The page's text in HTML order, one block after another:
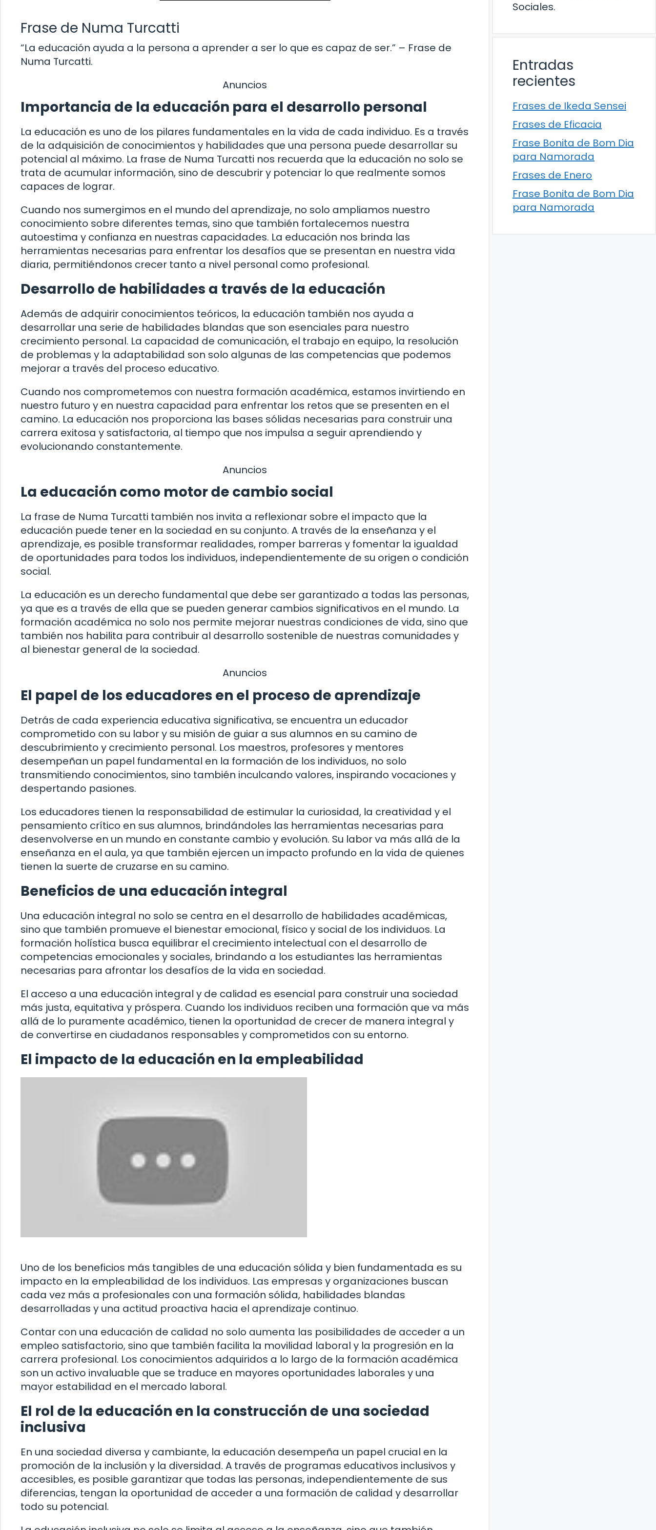
Frase de Numa Turcatti
“La educación ayuda a la persona a aprender a ser lo que es capaz de ser.” – Frase de
Numa Turcatti.
Anuncios
Importancia de la educación para el desarrollo personal
La educación es uno de los pilares fundamentales en la vida de cada individuo. Es a través
de la adquisición de conocimientos y habilidades que una persona puede desarrollar su
potencial al máximo. La frase de Numa Turcatti nos recuerda que la educación no solo se
trata de acumular información, sino de descubrir y potenciar lo que realmente somos
capaces de lograr.
Cuando nos sumergimos en el mundo del aprendizaje, no solo ampliamos nuestro
conocimiento sobre diferentes temas, sino que también fortalecemos nuestra
autoestima y confianza en nuestras capacidades. La educación nos brinda las
herramientas necesarias para enfrentar los desafíos que se presentan en nuestra vida
diaria, permitiéndonos crecer tanto a nivel personal como profesional.
Desarrollo de habilidades a través de la educación
Además de adquirir conocimientos teóricos, la educación también nos ayuda a
desarrollar una serie de habilidades blandas que son esenciales para nuestro
crecimiento personal. La capacidad de comunicación, el trabajo en equipo, la resolución
de problemas y la adaptabilidad son solo algunas de las competencias que podemos
mejorar a través del proceso educativo.
Cuando nos comprometemos con nuestra formación académica, estamos invirtiendo en
nuestro futuro y en nuestra capacidad para enfrentar los retos que se presenten en el
camino. La educación nos proporciona las bases sólidas necesarias para construir una
carrera exitosa y satisfactoria, al tiempo que nos impulsa a seguir aprendiendo y
evolucionando constantemente.
Anuncios
La educación como motor de cambio social
La frase de Numa Turcatti también nos invita a reflexionar sobre el impacto que la
educación puede tener en la sociedad en su conjunto. A través de la enseñanza y el
aprendizaje, es posible transformar realidades, romper barreras y fomentar la igualdad
de oportunidades para todos los individuos, independientemente de su origen o condición
social.
La educación es un derecho fundamental que debe ser garantizado a todas las personas,
ya que es a través de ella que se pueden generar cambios significativos en el mundo. La
formación académica no solo nos permite mejorar nuestras condiciones de vida, sino que
también nos habilita para contribuir al desarrollo sostenible de nuestras comunidades y
al bienestar general de la sociedad.
Anuncios
El papel de los educadores en el proceso de aprendizaje
Detrás de cada experiencia educativa significativa, se encuentra un educador
comprometido con su labor y su misión de guiar a sus alumnos en su camino de
descubrimiento y crecimiento personal. Los maestros, profesores y mentores
desempeñan un papel fundamental en la formación de los individuos, no solo
transmitiendo conocimientos, sino también inculcando valores, inspirando vocaciones y
despertando pasiones.
Los educadores tienen la responsabilidad de estimular la curiosidad, la creatividad y el
pensamiento crítico en sus alumnos, brindándoles las herramientas necesarias para
desenvolverse en un mundo en constante cambio y evolución. Su labor va más allá de la
enseñanza en el aula, ya que también ejercen un impacto profundo en la vida de quienes
tienen la suerte de cruzarse en su camino.
Beneficios de una educación integral
Una educación integral no solo se centra en el desarrollo de habilidades académicas,
sino que también promueve el bienestar emocional, físico y social de los individuos. La
formación holística busca equilibrar el crecimiento intelectual con el desarrollo de
competencias emocionales y sociales, brindando a los estudiantes las herramientas
necesarias para afrontar los desafíos de la vida en sociedad.
El acceso a una educación integral y de calidad es esencial para construir una sociedad
más justa, equitativa y próspera. Cuando los individuos reciben una formación que va más
allá de lo puramente académico, tienen la oportunidad de crecer de manera integral y
de convertirse en ciudadanos responsables y comprometidos con su entorno.
El impacto de la educación en la empleabilidad
Uno de los beneficios más tangibles de una educación sólida y bien fundamentada es su
impacto en la empleabilidad de los individuos. Las empresas y organizaciones buscan
cada vez más a profesionales con una formación sólida, habilidades blandas
desarrolladas y una actitud proactiva hacia el aprendizaje continuo.
Contar con una educación de calidad no solo aumenta las posibilidades de acceder a un
empleo satisfactorio, sino que también facilita la movilidad laboral y la progresión en la
carrera profesional. Los conocimientos adquiridos a lo largo de la formación académica
son un activo invaluable que se traduce en mayores oportunidades laborales y una
mayor estabilidad en el mercado laboral.
El rol de la educación en la construcción de una sociedad
inclusiva
En una sociedad diversa y cambiante, la educación desempeña un papel crucial en la
promoción de la inclusión y la diversidad. A través de programas educativos inclusivos y
accesibles, es posible garantizar que todas las personas, independientemente de sus
diferencias, tengan la oportunidad de acceder a una formación de calidad y desarrollar
todo su potencial.
Sociales.
Entradas
recientes
Frases de Ikeda Sensei
Frases de Eficacia
Frase Bonita de Bom Dia
para Namorada
Frases de Enero
Frase Bonita de Bom Dia
para Namorada